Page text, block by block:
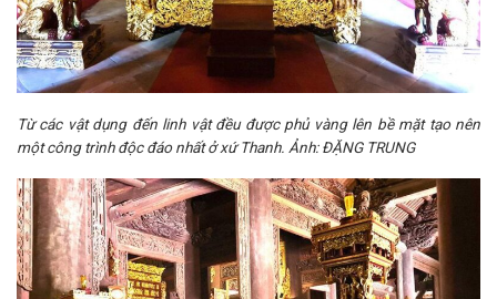
Từ các vật dụng đến linh vật đều được phủ vàng lên bề mặt tạo nên
một công trình độc đáo nhất ở xứ Thanh. Ảnh: ĐẶNG TRUNG